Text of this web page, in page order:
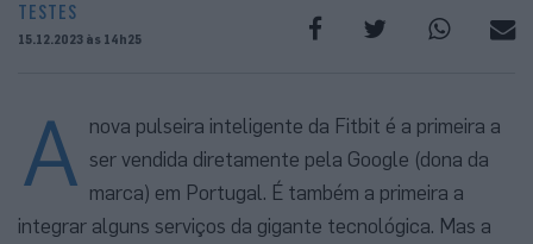
TESTES
15.12.2023 às 14h25
A nova pulseira inteligente da Fitbit é a primeira a
ser vendida diretamente pela Google (dona da
marca) em Portugal. É também a primeira a
integrar alguns serviços da gigante tecnológica. Mas a